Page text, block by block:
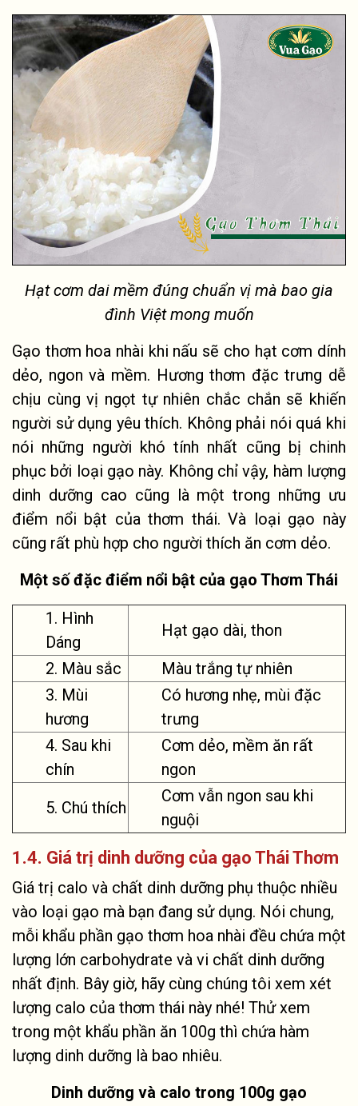
Hạt cơm dai mềm đúng chuẩn vị mà bao gia
đình Việt mong muốn
Gạo thơm hoa nhài khi nấu sẽ cho hạt cơm dính
dẻo, ngon và mềm. Hương thơm đặc trưng dễ
chịu cùng vị ngọt tự nhiên chắc chắn sẽ khiến
người sử dụng yêu thích. Không phải nói quá khi
nói những người khó tính nhất cũng bị chinh
phục bởi loại gạo này. Không chỉ vậy, hàm lượng
dinh dưỡng cao cũng là một trong những ưu
điểm nổi bật của thơm thái. Và loại gạo này
cũng rất phù hợp cho người thích ăn cơm dẻo.
Một số đặc điểm nổi bật của gạo Thơm Thái
1. Hình
Dáng
Hạt gạo dài, thon
2. Màu sắc
Màu trắng tự nhiên
3. Mùi
hương
Có hương nhẹ, mùi đặc
trưng
4. Sau khi
chín
Cơm dẻo, mềm ăn rất
ngon
5. Chú thích
Cơm vẫn ngon sau khi
nguội
1.4. Giá trị dinh dưỡng của gạo Thái Thơm
Giá trị calo và chất dinh dưỡng phụ thuộc nhiều
vào loại gạo mà bạn đang sử dụng. Nói chung,
mỗi khẩu phần gạo thơm hoa nhài đều chứa một
lượng lớn carbohydrate và vi chất dinh dưỡng
nhất định. Bây giờ, hãy cùng chúng tôi xem xét
lượng calo của thơm thái này nhé! Thử xem
trong một khẩu phần ăn 100g thì chứa hàm
lượng dinh dưỡng là bao nhiêu.
Dinh dưỡng và calo trong 100g gạo